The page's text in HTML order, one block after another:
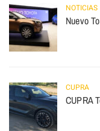
NOTICIAS
Nuevo
CUPRA
CUPRA